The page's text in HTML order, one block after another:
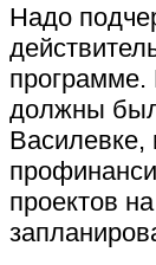
Надо
программе.
должны
Василевке,
проектов